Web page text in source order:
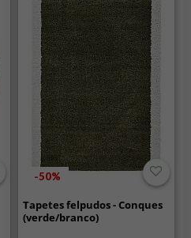
-50%
Tapetes felpudos - Conques
(verde/branco)